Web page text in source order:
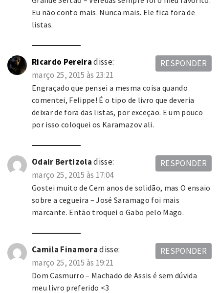
Eu não conto mais. Nunca mais. Ele fica fora de
listas.
Ricardo Pereira disse:
março 25, 2015 às 23:21
Engraçado que pensei a mesma coisa quando
comentei, Felippe! É o tipo de livro que deveria
deixar de fora das listas, por exceção. E um pouco
por isso coloquei os Karamazov ali.
RESPONDER
Odair Bertizola disse:
março 25, 2015 às 17:04
Gostei muito de Cem anos de solidão, mas O ensaio
sobre a cegueira – José Saramago foi mais
marcante. Então troquei o Gabo pelo Mago.
RESPONDER
Camila Finamora disse:
março 25, 2015 às 19:21
Dom Casmurro – Machado de Assis é sem dúvida
meu livro preferido <3
RESPONDER